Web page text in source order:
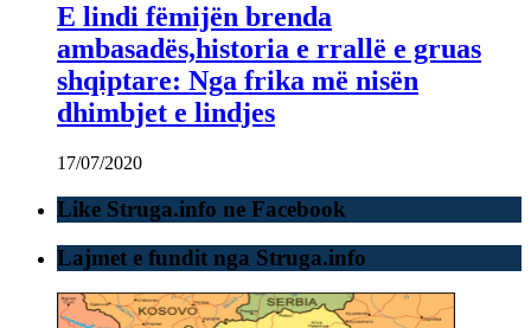
E lindi fëmijën brenda
ambasadës,historia e rrallë e gruas
shqiptare: Nga frika më nisën
dhimbjet e lindjes
17/07/2020
Like Struga.info ne Facebook
Lajmet e fundit nga Struga.info